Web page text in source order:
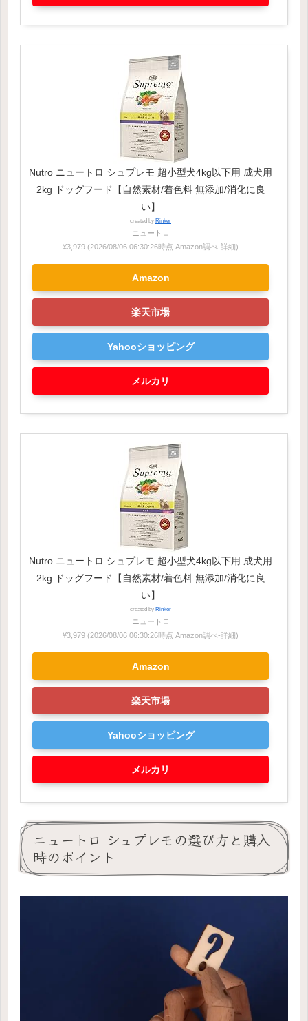
Nutro ニュートロ シュプレモ 超小型犬4kg以下用 成犬用
2kg ドッグフード【自然素材/着色料 無添加/消化に良
い】
created by Rinker
ニュートロ
¥3,979 (2026/08/06 06:30:26時点 Amazon調べ-詳細)
Amazon
楽天市場
Yahooショッピング
メルカリ
Nutro ニュートロ シュプレモ 超小型犬4kg以下用 成犬用
2kg ドッグフード【自然素材/着色料 無添加/消化に良
い】
created by Rinker
ニュートロ
¥3,979 (2026/08/06 06:30:26時点 Amazon調べ-詳細)
Amazon
楽天市場
Yahooショッピング
メルカリ
ニュートロ シュプレモの選び方と購入
時のポイント